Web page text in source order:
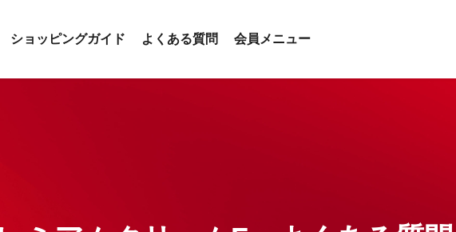
ショッピングガイド よくある質問 会員メニュー